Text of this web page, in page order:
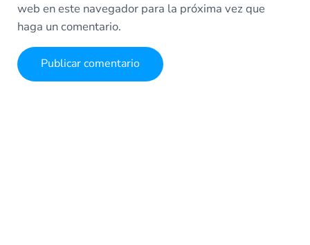
web en este navegador para la próxima vez que
haga un comentario.